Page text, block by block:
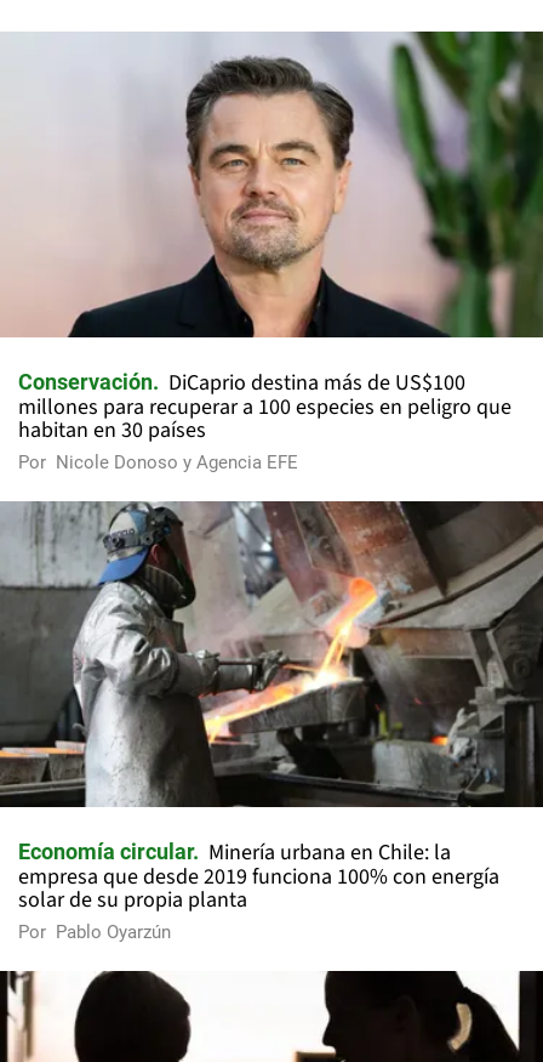
Conservación
DiCaprio destina más de US$100
millones para recuperar a 100 especies en peligro que
habitan en 30 países
Por Nicole Donoso y Agencia EFE
Economía circular
Minería urbana en Chile: la
empresa que desde 2019 funciona 100% con energía
solar de su propia planta
Por Pablo Oyarzún